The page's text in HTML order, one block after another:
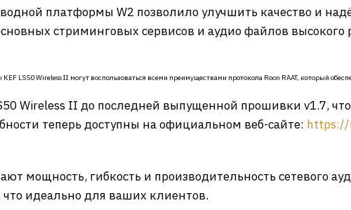
платформы W2 позволило улучшить качество и
стриминговых сервисов и аудио файлов
LS50 Wireless II могут воспользоваться всеми преимуществами протокола Roon RAAT, который
Wireless II до последней выпущенной прошивки v1.7,
теперь доступны на официальном веб-сайте: https:/
мощность, гибкость и производительность сетевого
идеально для ваших клиентов.